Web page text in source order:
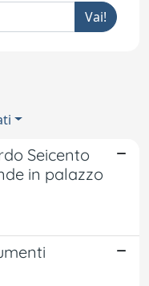
Seicento
in palazzo